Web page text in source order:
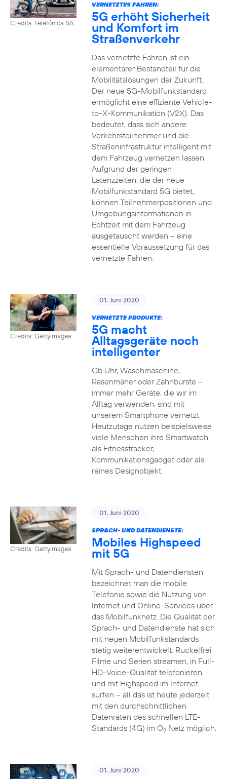
Credits: Telefónica SA
VERNETZTES FAHREN:
5G erhöht Sicherheit
und Komfort im
Straßenverkehr
Das vernetzte Fahren ist ein
elementarer Bestandteil für die
Mobilitätslösungen der Zukunft.
Der neue 5G-Mobilfunkstandard
ermöglicht eine effiziente Vehicle-
to-X-Kommunikation (V2X). Das
bedeutet, dass sich andere
Verkehrsteilnehmer und die
Straßeninfrastruktur intelligent mit
dem Fahrzeug vernetzen lassen.
Aufgrund der geringen
Latenzzeiten, die der neue
Mobilfunkstandard 5G bietet,
können Teilnehmerpositionen und
Umgebungsinformationen in
Echtzeit mit dem Fahrzeug
ausgetauscht werden – eine
essentielle Voraussetzung für das
vernetzte Fahren.
Credits: Gettyimages
01. Juni 2020
VERNETZTE PRODUKTE:
5G macht
Alltagsgeräte noch
intelligenter
Ob Uhr, Waschmaschine,
Rasenmäher oder Zahnbürste –
immer mehr Geräte, die wir im
Alltag verwenden, sind mit
unserem Smartphone vernetzt.
Heutzutage nutzen beispielsweise
viele Menschen ihre Smartwatch
als Fitnesstracker,
Kommunikationsgadget oder als
reines Designobjekt.
Credits: Gettyimages
01. Juni 2020
SPRACH- UND DATENDIENSTE:
Mobiles Highspeed
mit 5G
Mit Sprach- und Datendiensten
bezeichnet man die mobile
Telefonie sowie die Nutzung von
Internet und Online-Services über
das Mobilfunknetz. Die Qualität der
Sprach- und Datendienste hat sich
mit neuen Mobilfunkstandards
stetig weiterentwickelt. Ruckelfrei
Filme und Serien streamen, in Full-
HD-Voice-Qualität telefonieren
und mit Highspeed im Internet
surfen – all das ist heute jederzeit
mit den durchschnittlichen
Datenraten des schnellen LTE-
Standards (4G) im O2Netz möglich.
01. Juni 2020